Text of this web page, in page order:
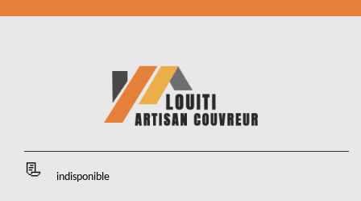
indisponible